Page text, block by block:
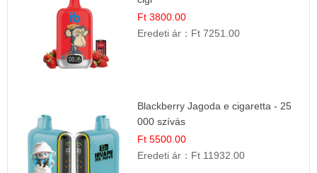
Ft 3800.00
Eredeti ár： Ft 7251.00
Blackberry Jagoda e cigaretta - 25
000 szívás
Ft 5500.00
Eredeti ár： Ft 11932.00